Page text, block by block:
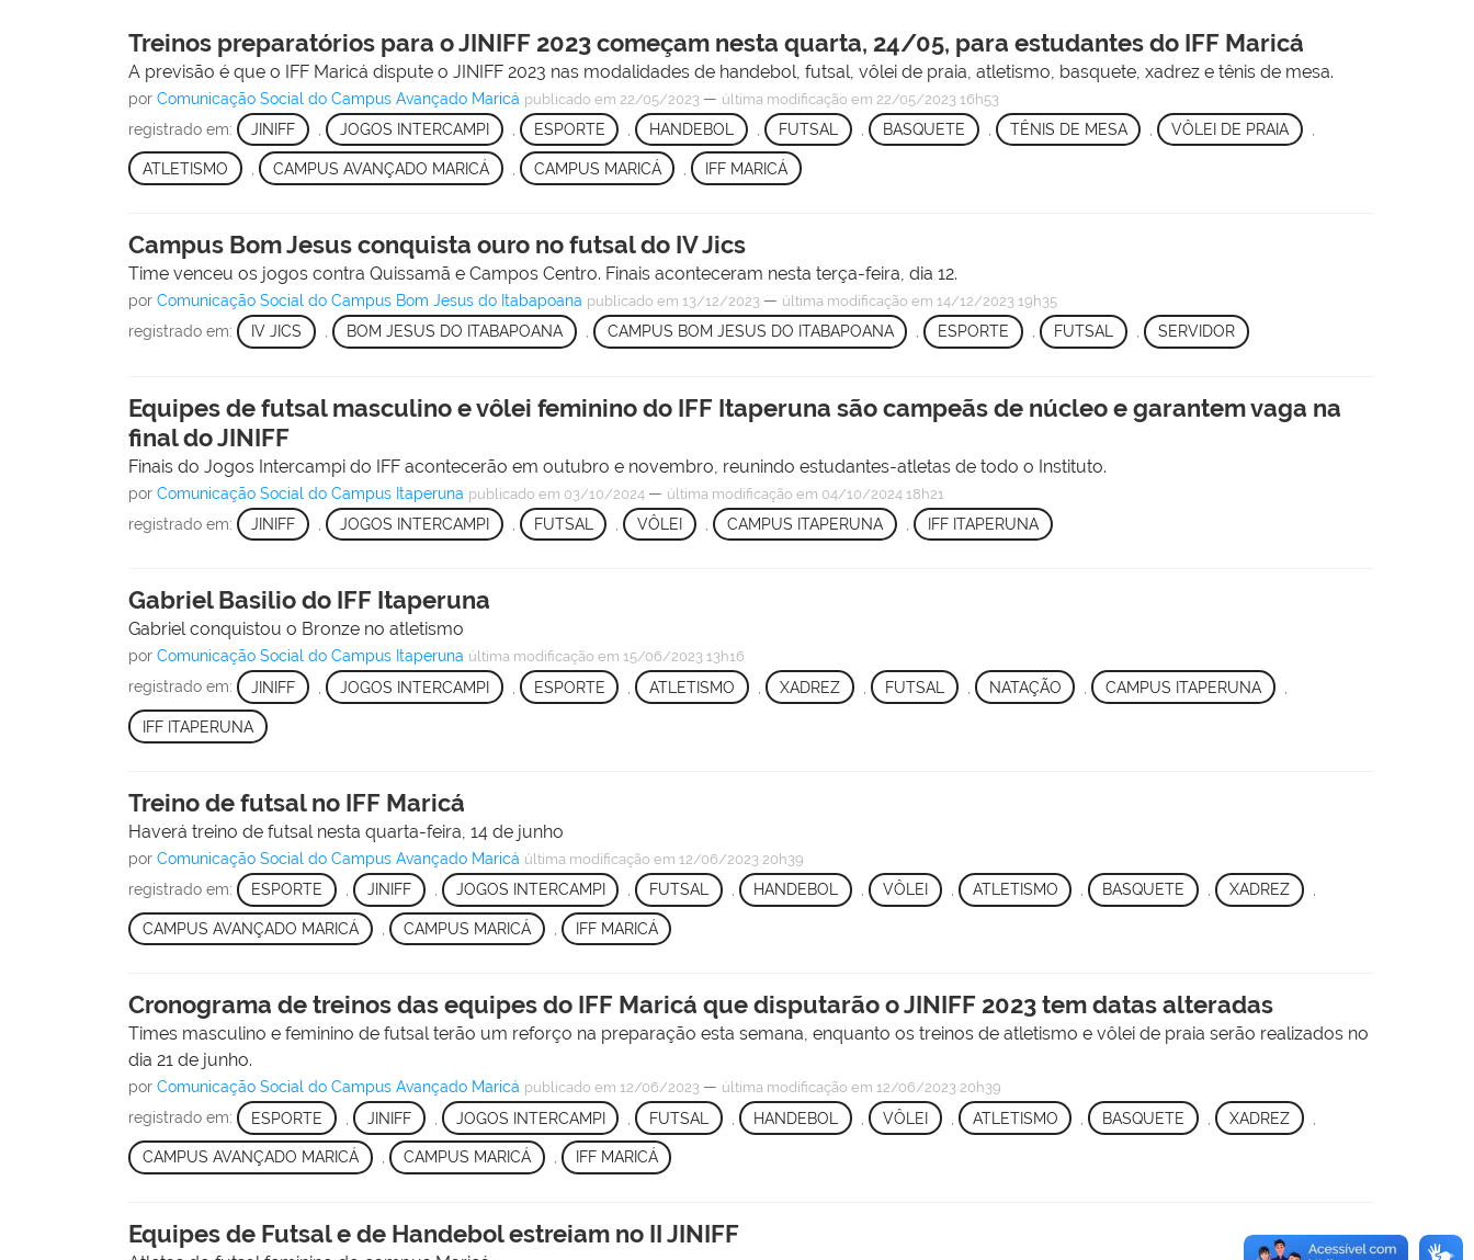
Treinos preparatórios para o JINIFF 2023 começam nesta quarta, 24/05, para estudantes do IFF Maricá
A previsão é que o IFF Maricá dispute o JINIFF 2023 nas modalidades de handebol, futsal, vôlei de praia, atletismo, basquete, xadrez e tênis de mesa.
porComunicação Social do Campus Avançado Maricá publicado em 22/05/2023 — última modificação em 22/05/2023 16h53
registrado em: JINIFF JOGOS INTERCAMPI ESPORTE , HANDEBOL , FUTSAL BASQUETE TÊNIS DE MESA , VÔLEI DE PRAIA
ATLETISMO CAMPUS AVANÇADO MARICÁ CAMPUS MARICÁ , IFF MARICÁ
Campus Bom Jesus conquista ouro no futsal do IV Jics
Time venceu os jogos contra Quissamã e Campos Centro. Finais aconteceram nesta terça-feira, dia 12.
porComunicação Social do Campus Bom Jesus do Itabapoana publicado em 13/12/2023 — última modificação em 14/12/2023 19h35
registrado em: IV JICS , BOM JESUS DO ITABAPOANA , CAMPUS BOM JESUS DO ITABAPOANA , ESPORTE , FUTSAL , SERVIDOR
Equipes de futsal masculino e vôlei feminino do IFF Itaperuna são campeãs de núcleo e garantem vaga na
final do JINIFF
Finais do Jogos Intercampi do IFF acontecerão em outubro e novembro, reunindo estudantes-atletas de todo o Instituto.
porComunicação Social do Campus Itaperuna publicado em 03/10/2024 — última modificação em 04/10/2024 18h21
registrado em: JINIFF JOGOS INTERCAMPI FUTSAL , VÔLEI , CAMPUS ITAPERUNA IFF ITAPERUNA
Gabriel Basilio do IFF Itaperuna
Gabriel conquistou o Bronze no atletismo
porComunicação Social do Campus Itaperuna última modificação em 15/06/2023 13h16
registrado em: JINIFF JOGOS INTERCAMPI ESPORTE , ATLETISMO , XADREZ FUTSAL NATAÇÃO , CAMPUS ITAPERUNA
IFF ITAPERUNA
Treino de futsal no IFF Maricá
Haverá treino de futsal nesta quarta-feira, 14 de junho
porComunicação Social do Campus Avançado Maricá última modificação em 12/06/2023 20h39
registrado em: ESPORTE , JINIFF , JOGOS INTERCAMPI , FUTSAL , HANDEBOL , VÔLEI , ATLETISMO , BASQUETE , XADREZ ,
CAMPUS AVANÇADO MARICÁ CAMPUS MARICÁ IFF MARICÁ
Cronograma de treinos das equipes do IFF Maricá que disputarão o JINIFF 2023 tem datas alteradas
Times masculino e feminino de futsal terão um reforço na preparação esta semana, enquanto os treinos de atletismo e vôlei de praia serão realizados no
dia 21 de junho.
porComunicação Social do Campus Avançado Maricá publicado em 12/06/2023 — última modificação em 12/06/2023 20h39
registrado em: ESPORTE JINIFF JOGOS INTERCAMPI , FUTSAL , HANDEBOL VÔLEI ATLETISMO , BASQUETE , XADREZ
CAMPUS AVANÇADO MARICÁ , CAMPUS MARICÁ , IFF MARICÁ
Equipes de Futsal e de Handebol estreiam no II JINIFF